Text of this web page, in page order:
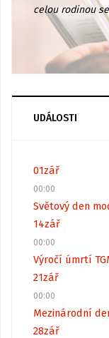
celou rodinou
UDÁLOSTI
01zář
00:00
Světový den
14zář
00:00
Výročí úmrtí
21zář
00:00
Mezinárodní
28zář